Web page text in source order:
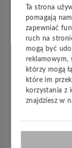
podłogowe.
stosowana
dylatacji,
Podłoga
kuchnia
zachwycającą
Zalety
– V-fuga
–
Ta strona
pomagają
zapewniać
ruch na
mogą być
reklamowym,
którzy mogą
które im
korzystania z
znajdziesz w